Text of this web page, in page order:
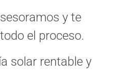
y te
el proceso.
solar rentable y